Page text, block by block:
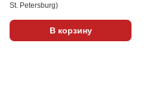
St. Petersburg)
В корзину